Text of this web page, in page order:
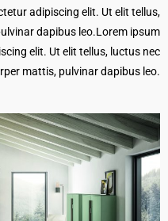
adipiscing elit. Ut elit tellus,
dapibus leo.Lorem ipsum
elit. Ut elit tellus, luctus nec
mattis, pulvinar dapibus leo.